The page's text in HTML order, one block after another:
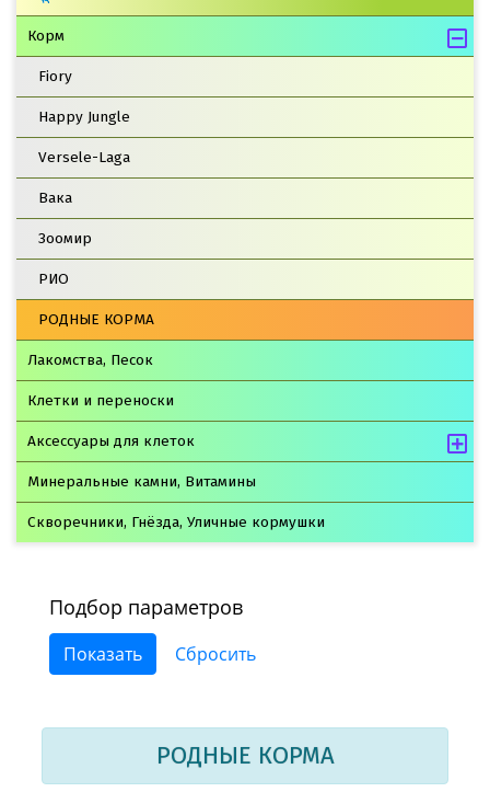
Корм
Fiory
Happy Jungle
Versele-Laga
Вака
Зоомир
РИО
РОДНЫЕ КОРМА
Лакомства, Песок
Клетки и переноски
Аксессуары для клеток
Минеральные камни, Витамины
Скворечники, Гнёзда, Уличные кормушки
Подбор параметров
РОДНЫЕ КОРМА